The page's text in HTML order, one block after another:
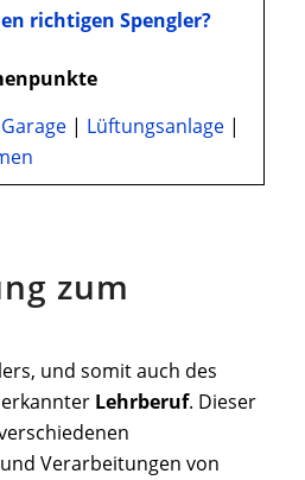
richtigen Spengler?
Garage| Lüftungsanlage|
zum
und somit auch des
Lehrberuf. Dieser
und Verarbeitungen von